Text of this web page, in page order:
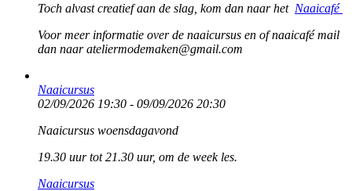
Toch alvast creatief aan de slag, kom dan naar het Naaicafé
Voor meer informatie over de naaicursus en of naaicafé mail
dan naar ateliermodemaken@gmail.com
Naaicursus
02/09/2026 19:30 - 09/09/2026 20:30
Naaicursus woensdagavond
19.30 uur tot 21.30 uur, om de week les.
Naaicursus